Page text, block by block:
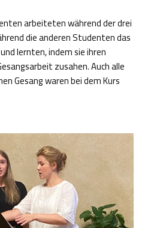
arbeiteten während der drei
die anderen Studenten das
lernten, indem sie ihren
zusahen. Auch alle
Gesang waren bei dem Kurs